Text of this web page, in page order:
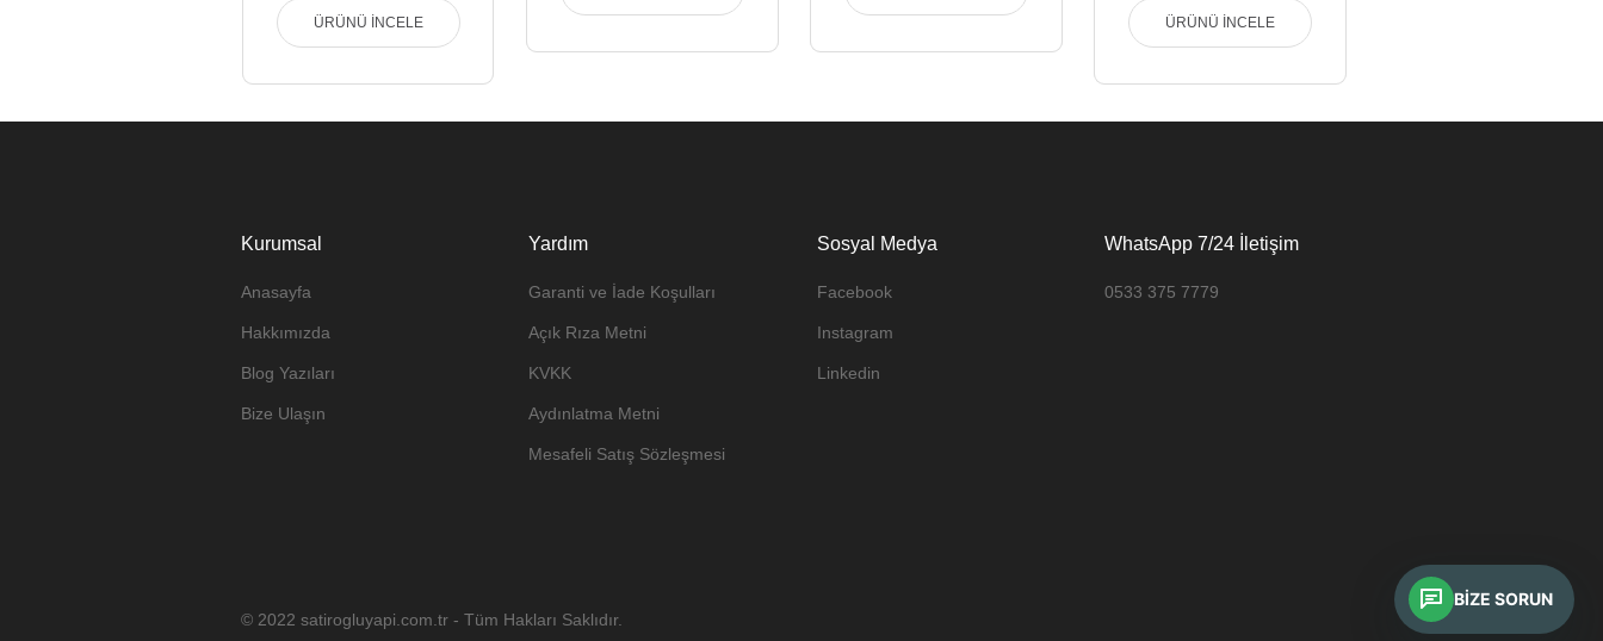
ÜRÜNÜ İNCELE ÜRÜNÜ İNCELE
Kurumsal
Anasayfa
Hakkımızda
Blog Yazıları
Bize Ulaşın
Yardım
Garanti ve İade Koşulları
Açık Rıza Metni
KVKK
Aydınlatma Metni
Mesafeli Satış Sözleşmesi
Sosyal Medya
Facebook
Instagram
Linkedin
WhatsApp 7/24 İletişim
0533 375 7779
© 2022 satirogluyapi.com.tr - Tüm Hakları Saklıdır.
BIZE SORUN